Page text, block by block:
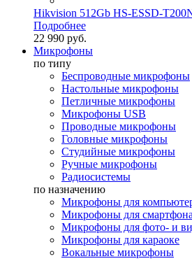
Hikvision 512Gb HS-ESSD-
Подробнее
22 990 руб.
Микрофоны
по типу
Беспроводные микрофоны
Настольные микрофоны
Петличные микрофоны
Микрофоны USB
Проводные микрофоны
Головные микрофоны
Студийные микрофоны
Ручные микрофоны
Радиосистемы
по назначению
Микрофоны для
Микрофоны для смартфона
Микрофоны для фото- и
Микрофоны для караоке
Вокальные микрофоны